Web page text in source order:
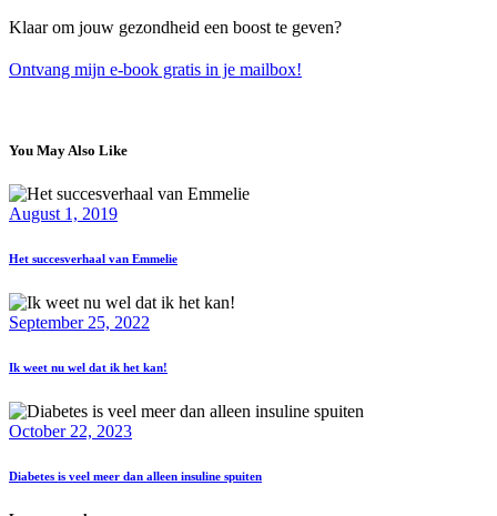
Klaar om jouw gezondheid een boost te geven?
Ontvang mijn e-book gratis in je mailbox!
You May Also Like
August 1, 2019
Het succesverhaal van Emmelie
September 25, 2022
Ik weet nu wel dat ik het kan!
October 22, 2023
Diabetes is veel meer dan alleen insuline spuiten